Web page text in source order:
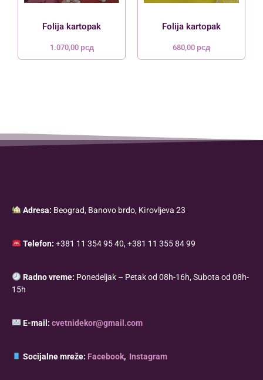
Folija kartopak
1.070,00 рсд
Folija kartopak
680,00 рсд
Adresa: Beograd, Banovo brdo, Kirovljeva 23
Telefon: +381 11 354 95 40, +381 11 355 84 99
Radno vreme: Ponedeljak – Petak od 08h-16h, Subota od 08h-
15h
E-mail: cvetnidekor@gmail.com
Socijalne mreže: Facebook, Instagram